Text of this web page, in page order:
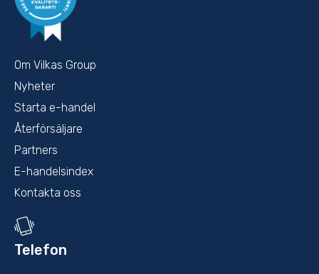
Om Vilkas Group
Nyheter
Starta e-handel
Återförsäljare
Partners
E-handelsindex
Kontakta oss
Telefon